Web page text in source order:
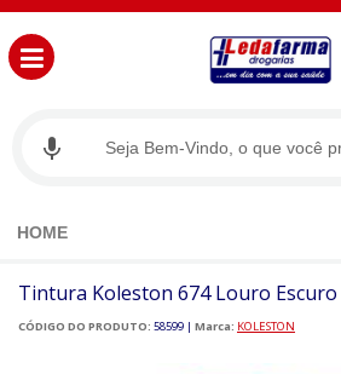
HOME
Tintura Koleston 674 Louro
CÓDIGO DO PRODUTO: 58599 | Marca: KOLESTON